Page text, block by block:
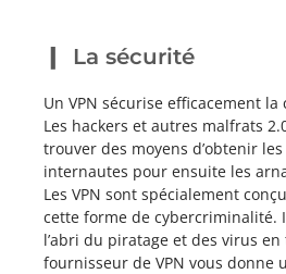
La sécurité
Un VPN sécurise efficacement
Les hackers et autres malfrats
trouver des moyens d’obtenir
internautes pour ensuite les
Les VPN sont spécialement
cette forme de cybercriminalité.
l’abri du piratage et des virus
fournisseur de VPN vous donne